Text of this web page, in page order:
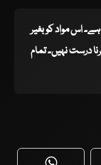
ہے۔ اس مواد کو بغیر
درست نہیں۔ تمام